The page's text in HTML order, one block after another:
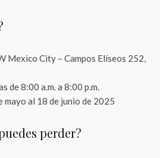
Mexico City – Campos Elíseos 252,
de 8:00 a.m. a 8:00 p.m.
mayo al 18 de junio de 2025
perder?